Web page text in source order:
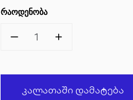
ᲠᲐᲝᲓᲔᲜᲝᲑᲐ
1
Კალათაში Დამატება